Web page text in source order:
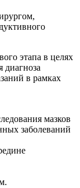
этапа в целях
диагноза
в рамках
мазков
заболеваний